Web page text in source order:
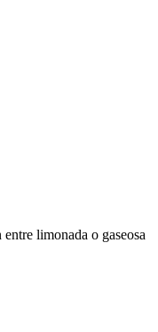
limonada o gaseosa